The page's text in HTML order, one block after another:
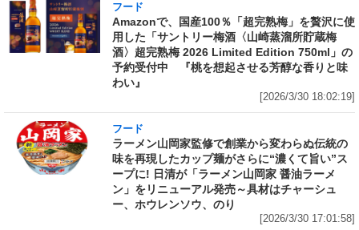
フード
Amazonで、国産100％「超完熟梅」を贅沢に使
用した「サントリー梅酒〈山崎蒸溜所貯蔵梅
酒〉超完熟梅 2026 Limited Edition 750ml」の
予約受付中 『桃を想起させる芳醇な香りと味
わい』
[2026/3/30 18:02:19]
フード
ラーメン山岡家監修で創業から変わらぬ伝統の
味を再現したカップ麺がさらに“濃くて旨い”ス
ープに! 日清が「ラーメン山岡家 醤油ラーメ
ン」をリニューアル発売～具材はチャーシュ
ー、ホウレンソウ、のり
[2026/3/30 17:01:58]